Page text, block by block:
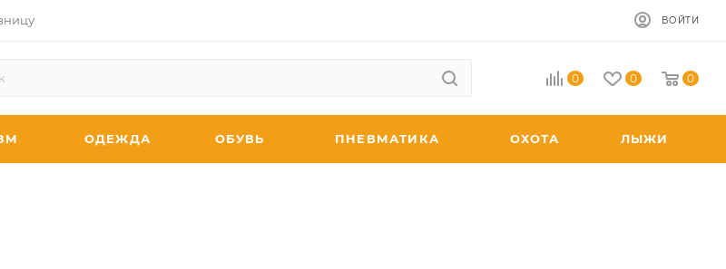
ВОЙТИ
0 0 0
ОДЕЖДА ОБУВЬ ПНЕВМАТИКА ОХОТА ЛЫЖИ